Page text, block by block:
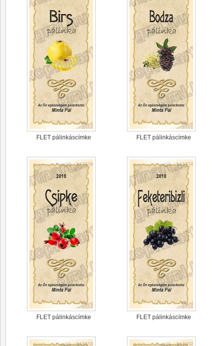
FLET pálinkáscímke FLET pálinkáscímke
FLET pálinkáscímke FLET pálinkáscímke